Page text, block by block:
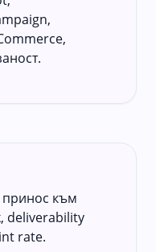
принос към
deliverability
rate.